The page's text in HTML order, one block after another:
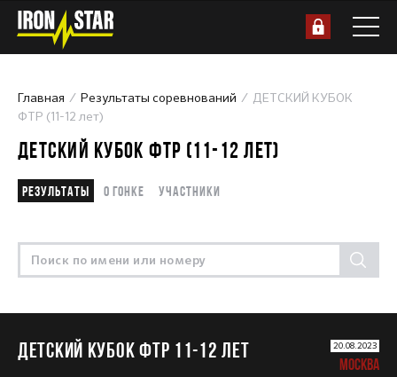
Главная Результаты соревнований
ДЕТСКИЙ КУБОК
ФТР (11-12 лет)
ДЕТСКИЙ КУБОК ФТР (11-12 ЛЕТ)
Результаты О гонке Участники
ДЕТСКИЙ КУБОК ФТР 11-12 лет 20.08.2023
МОСКВА